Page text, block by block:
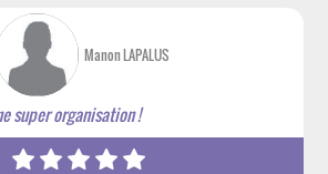
Manon LAPALUS
super organisation !